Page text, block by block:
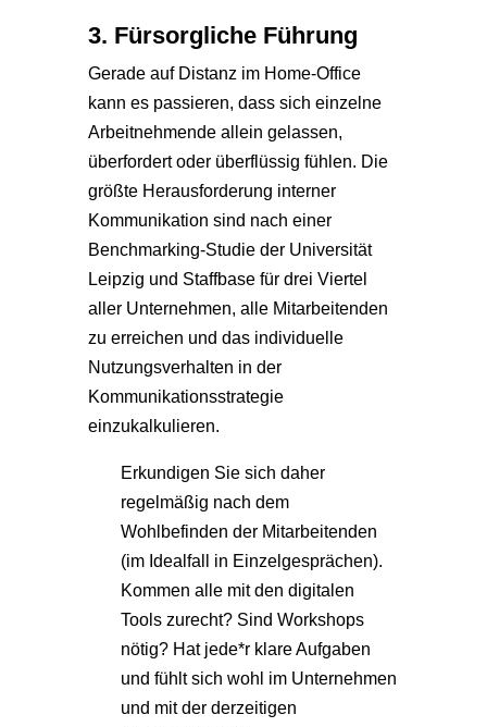
3. Fürsorgliche Führung
Gerade auf Distanz im Home-Office
kann es passieren, dass sich einzelne
Arbeitnehmende allein gelassen,
überfordert oder überflüssig fühlen. Die
größte Herausforderung interner
Kommunikation sind nach einer
Benchmarking-Studie der Universität
Leipzig und Staffbase für drei Viertel
aller Unternehmen, alle Mitarbeitenden
zu erreichen und das individuelle
Nutzungsverhalten in der
Kommunikationsstrategie
einzukalkulieren.
Erkundigen Sie sich daher
regelmäßig nach dem
Wohlbefinden der Mitarbeitenden
(im Idealfall in Einzelgesprächen).
Kommen alle mit den digitalen
Tools zurecht? Sind Workshops
nötig? Hat jede*r klare Aufgaben
und fühlt sich wohl im Unternehmen
und mit der derzeitigen